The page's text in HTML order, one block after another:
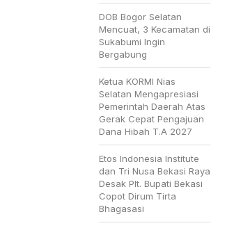
DOB Bogor Selatan
Mencuat, 3 Kecamatan di
Sukabumi Ingin
Bergabung
Ketua KORMI Nias
Selatan Mengapresiasi
Pemerintah Daerah Atas
Gerak Cepat Pengajuan
Dana Hibah T.A 2027
Etos Indonesia Institute
dan Tri Nusa Bekasi Raya
Desak Plt. Bupati Bekasi
Copot Dirum Tirta
Bhagasasi